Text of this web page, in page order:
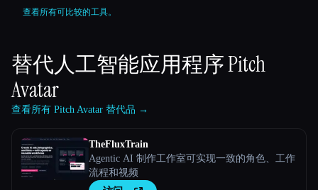
查看所有可比较的工具。
替代人工智能应用程序Pitch
Avatar
查看所有 Pitch Avatar 替代品 →
TheFluxTrain
Agentic AI 制作工作室可实现一致的角色、工作
流程和视频